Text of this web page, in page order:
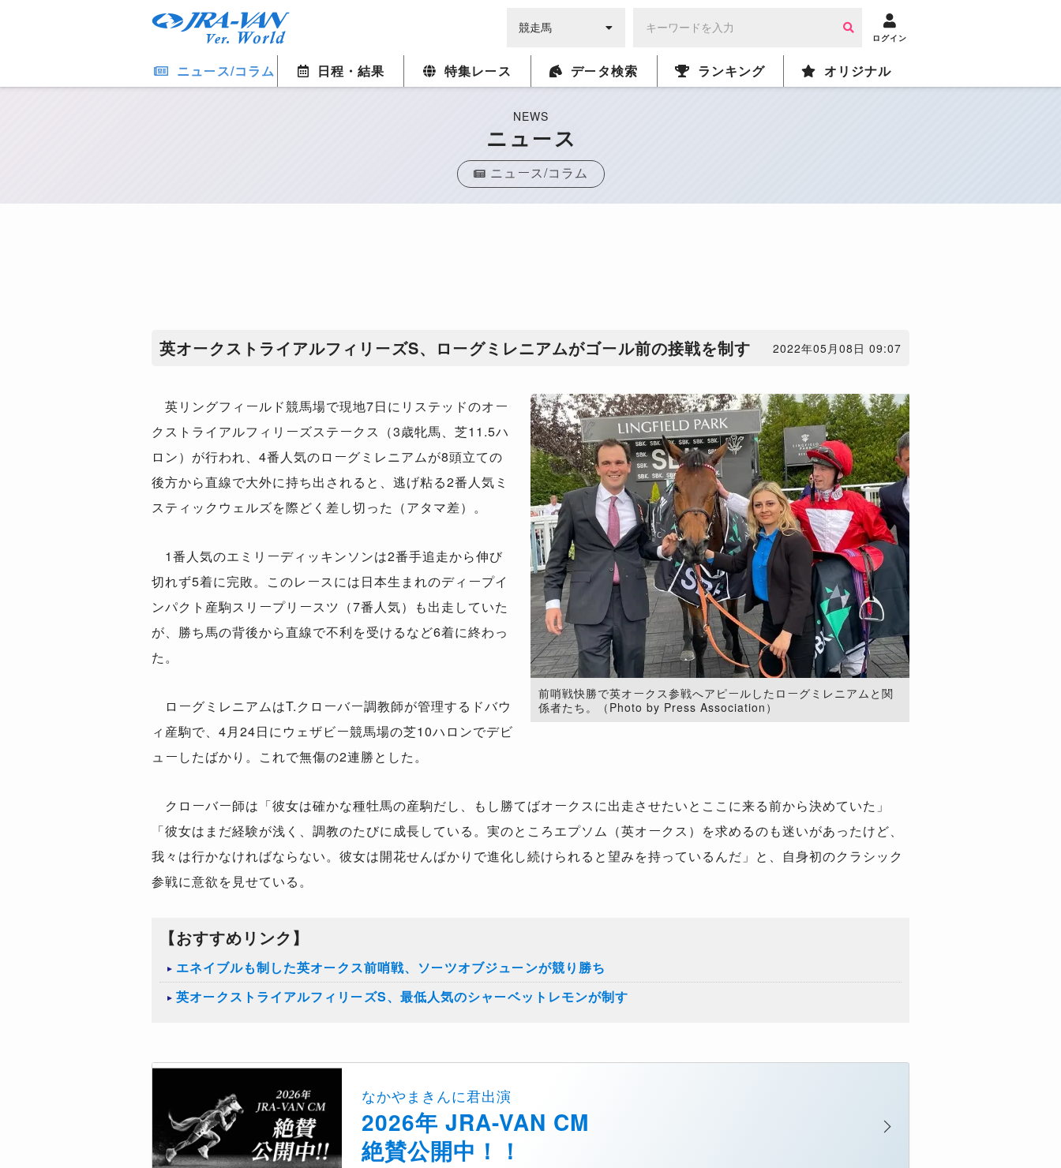
ログイン
ニュース/コラム 日程・結果 特集レース データ検索 ランキング オリジナル
NEWS
ニュース
ニュース/コラム
英オークストライアルフィリーズS、ローグミレニアムがゴール前の接戦を制す 2022年05月08日 09:07
前哨戦快勝で英オークス参戦へアピールしたローグミレニアムと関
係者たち。（Photo by Press Association）
英リングフィールド競馬場で現地7日にリステッドのオー
クストライアルフィリーズステークス（3歳牝馬、芝11.5ハ
ロン）が行われ、4番人気のローグミレニアムが8頭立ての
後方から直線で大外に持ち出されると、逃げ粘る2番人気ミ
スティックウェルズを際どく差し切った（アタマ差）。
1番人気のエミリーディッキンソンは2番手追走から伸び
切れず5着に完敗。このレースには日本生まれのディープイ
ンパクト産駒スリープリースツ（7番人気）も出走していた
が、勝ち馬の背後から直線で不利を受けるなど6着に終わっ
た。
ローグミレニアムはT.クローバー調教師が管理するドバウ
ィ産駒で、4月24日にウェザビー競馬場の芝10ハロンでデビ
ューしたばかり。これで無傷の2連勝とした。
クローバー師は「彼女は確かな種牡馬の産駒だし、もし勝てばオークスに出走させたいとここに来る前から決めていた」
「彼女はまだ経験が浅く、調教のたびに成長している。実のところエプソム（英オークス）を求めるのも迷いがあったけど、
我々は行かなければならない。彼女は開花せんばかりで進化し続けられると望みを持っているんだ」と、自身初のクラシック
参戦に意欲を見せている。
【おすすめリンク】
エネイブルも制した英オークス前哨戦、ソーツオブジューンが競り勝ち
英オークストライアルフィリーズS、最低人気のシャーベットレモンが制す
なかやまきんに君出演
2026年 JRA-VAN CM
絶賛公開中！！